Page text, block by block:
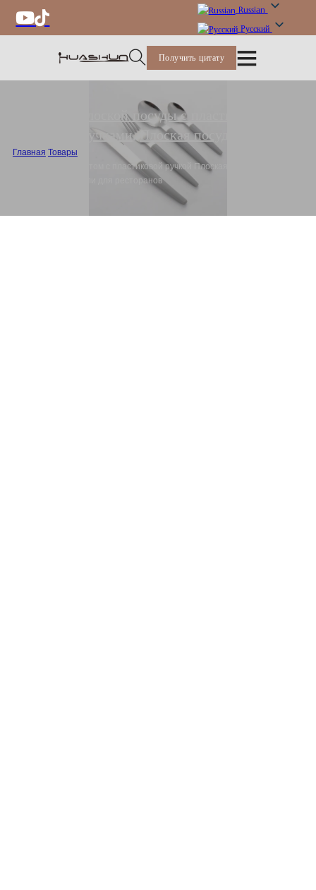
Russian
Русский
Получить цитату
Набор плоской посуды с пластиковыми
ручками,Плоская посуда
Главная Товары
Плоская посуда оптом с пластиковой ручкой Плоская посуда из
нержавеющей стали для ресторанов